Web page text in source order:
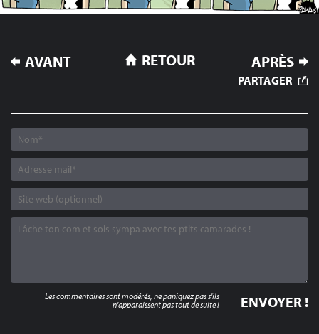
NAVIGATION
DE
AVANT APRÈS
RETOUR
PARTAGER
Les commentaires sont modérés, ne paniquez pas s'ils
n'apparaissent pas tout de suite !